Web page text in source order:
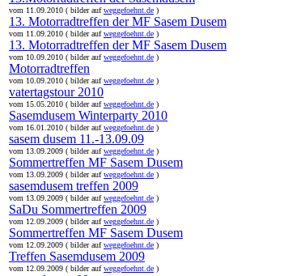
vom 11.09.2010 ( bilder aufweggefoehnt.de )
13. Motorradtreffen der MF Sasem Dusem
vom 11.09.2010 ( bilder aufweggefoehnt.de )
13. Motorradtreffen der MF Sasem Dusem
vom 10.09.2010 ( bilder aufweggefoehnt.de )
Motorradtreffen
vom 10.09.2010 ( bilder aufweggefoehnt.de )
vatertagstour 2010
vom 15.05.2010 ( bilder aufweggefoehnt.de )
Sasemdusem Winterparty 2010
vom 16.01.2010 ( bilder aufweggefoehnt.de )
sasem dusem 11.-13.09.09
vom 13.09.2009 ( bilder aufweggefoehnt.de )
Sommertreffen MF Sasem Dusem
vom 13.09.2009 ( bilder aufweggefoehnt.de )
sasemdusem treffen 2009
vom 13.09.2009 ( bilder aufweggefoehnt.de )
SaDu Sommertreffen 2009
vom 12.09.2009 ( bilder aufweggefoehnt.de )
Sommertreffen MF Sasem Dusem
vom 12.09.2009 ( bilder aufweggefoehnt.de )
Treffen Sasemdusem 2009
vom 12.09.2009 ( bilder aufweggefoehnt.de )